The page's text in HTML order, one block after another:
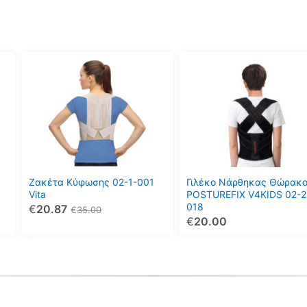
Ζακέτα Κύφωσης 02-1-001
Vita
35.00
€
20.87
€
πολλαπλές
παραλλαγές.
μπορούν
να
επιλεγούν
Γιλέκο Νάρθηκας
POSTUREFIX V4KIDS 02-
018
20.00
€
πολλαπλές
παραλλαγές.
μπορούν
να
επιλεγούν
στη